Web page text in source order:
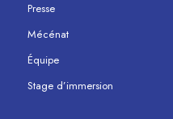
Presse
Mécénat
Équipe
Stage d’immersion